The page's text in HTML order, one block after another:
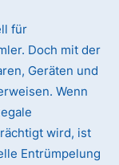
für
Doch mit der
Geräten und
Wenn
wird, ist
Entrümpelung